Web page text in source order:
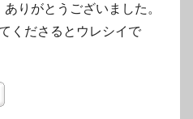
りがとうございました。
くださるとウレシイで